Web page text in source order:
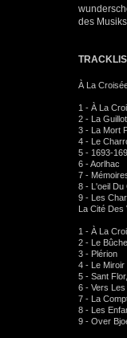
des
À La
1 - À La
2 - La
3 - La Mort
4 - Le
5 - 1693-
6 - Aorlhac
7 -
8 - L'oeil Du
9 - Les
La Cité Des
1 - À La
2 - Le
3 - Plérion
4 - Le
5 - Sant
6 - Vers
7 - La
8 - Les
9 - Over